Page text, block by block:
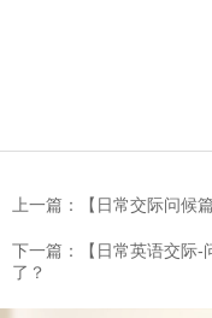
上一篇：【日常交际问候
下一篇：【日常英语交际-
了？